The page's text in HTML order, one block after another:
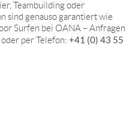
Teambuilding oder
sind genauso garantiert wie
Surfen bei OANA – Anfragen
per Telefon: +41 (0) 43 55